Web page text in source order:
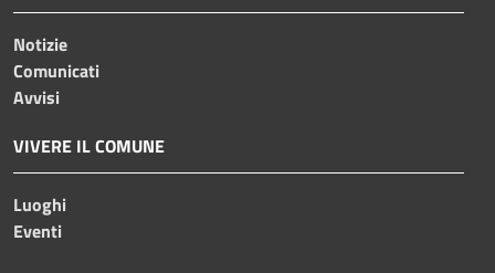
Notizie
Comunicati
Avvisi
VIVERE IL COMUNE
Luoghi
Eventi